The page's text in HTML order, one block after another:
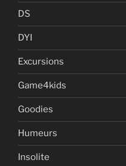
DS
DYI
Excursions
Game4kids
Goodies
Humeurs
Insolite